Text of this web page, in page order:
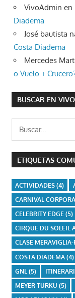
VivoAdmin en
Diadema
José bautista
Costa Diadema
Mercedes
o Vuelo +
BUSCAR EN
Buscar:
ETIQUETAS
ACTIVIDADES(4)
CARNIVAL
CELEBRITY EDGE (5)
CIRQUE DU SOLEIL
CLASE MERAVIGLIA-
COSTA DIADEMA(4)
GNL (5)
MEYER TURKU (5)